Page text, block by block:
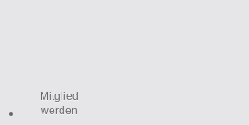
Mitglied
werden